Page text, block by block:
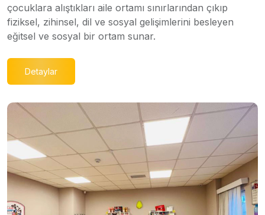
çocuklara alıştıkları aile ortamı sınırlarından çıkıp
fiziksel, zihinsel, dil ve sosyal gelişimlerini besleyen
eğitsel ve sosyal bir ortam sunar.
Detaylar